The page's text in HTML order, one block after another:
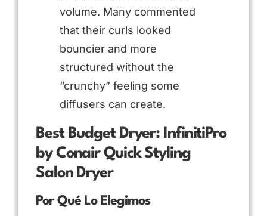
volume. Many commented
that their curls looked
bouncier and more
structured without the
“crunchy” feeling some
diffusers can create.
Best Budget Dryer: InfinitiPro
by Conair Quick Styling
Salon Dryer
Por Qué Lo Elegimos